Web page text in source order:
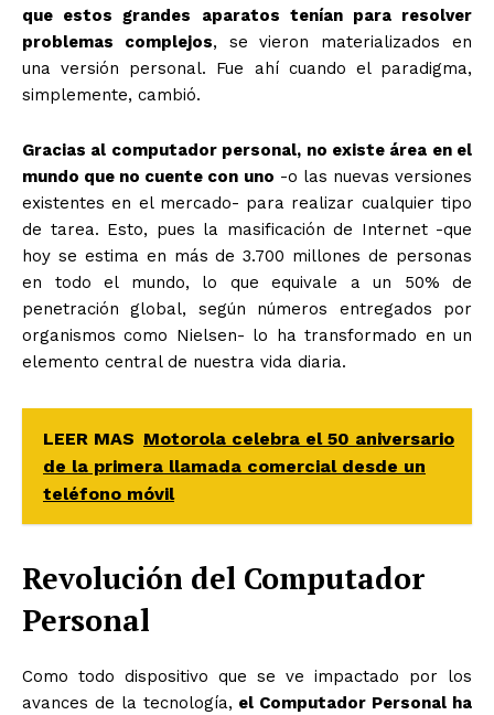
que estos grandes aparatos tenían para resolver
problemas complejos, se vieron materializados en
una versión personal. Fue ahí cuando el paradigma,
simplemente, cambió.
Gracias al computador personal, no existe área en el
mundo que no cuente con uno -o las nuevas versiones
existentes en el mercado- para realizar cualquier tipo
de tarea. Esto, pues la masificación de Internet -que
hoy se estima en más de 3.700 millones de personas
en todo el mundo, lo que equivale a un 50% de
penetración global, según números entregados por
organismos como Nielsen- lo ha transformado en un
elemento central de nuestra vida diaria.
LEER MAS Motorola celebra el 50 aniversario
de la primera llamada comercial desde un
teléfono móvil
Revolución del Computador
Personal
Como todo dispositivo que se ve impactado por los
avances de la tecnología, el Computador Personal ha